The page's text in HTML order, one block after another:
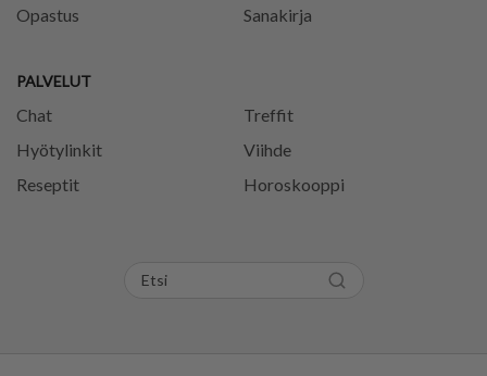
Opastus
PALVELUT
Chat
Treffit
Hyötylinkit
Viihde
Reseptit
Horoskooppi
Sanakirja